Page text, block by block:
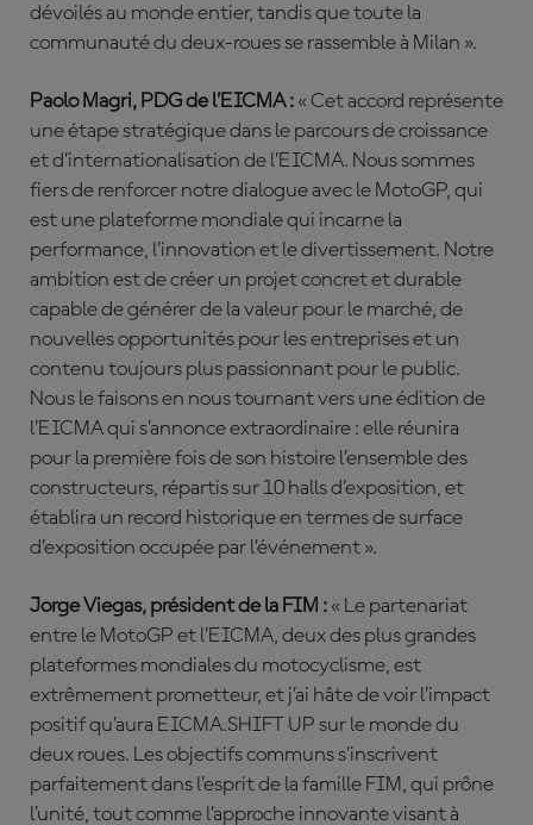
dévoilés au monde entier, tandis que toute la
communauté du deux-roues se rassemble à Milan ».
Paolo Magri, PDG de l’EICMA : « Cet accord représente
une étape stratégique dans le parcours de croissance
et d’internationalisation de l’EICMA. Nous sommes
fiers de renforcer notre dialogue avec le MotoGP, qui
est une plateforme mondiale qui incarne la
performance, l’innovation et le divertissement. Notre
ambition est de créer un projet concret et durable
capable de générer de la valeur pour le marché, de
nouvelles opportunités pour les entreprises et un
contenu toujours plus passionnant pour le public.
Nous le faisons en nous tournant vers une édition de
l’EICMA qui s’annonce extraordinaire : elle réunira
pour la première fois de son histoire l’ensemble des
constructeurs, répartis sur 10 halls d’exposition, et
établira un record historique en termes de surface
d’exposition occupée par l’événement ».
Jorge Viegas, président de la FIM : « Le partenariat
entre le MotoGP et l’EICMA, deux des plus grandes
plateformes mondiales du motocyclisme, est
extrêmement prometteur, et j’ai hâte de voir l’impact
positif qu’aura EICMA.SHIFT UP sur le monde du
deux roues. Les objectifs communs s’inscrivent
parfaitement dans l’esprit de la famille FIM, qui prône
l’unité, tout comme l’approche innovante visant à